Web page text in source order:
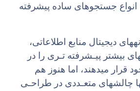
واژگان کلیدی 19 انواع جستجوهای ساده پیشرفته
دیجیتال منابع اطلاعاتی،
بیشتر پیـشرفته تـری را در
قرار میدهند، اما هنوز هم
چالشهای متعـددی در طراحـی